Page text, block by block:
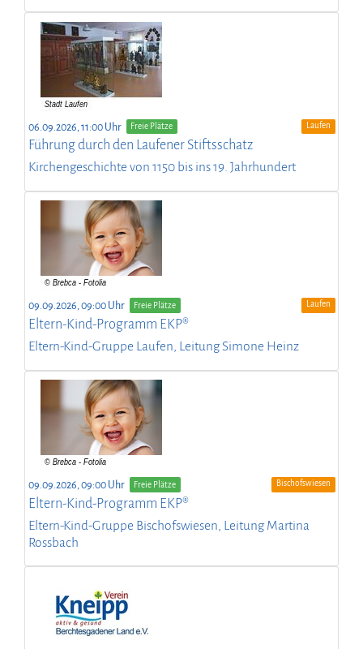
06.09.2026, 11:00 Uhr Freie Plätze Laufen
Führung durch den Laufener Stiftsschatz
Kirchengeschichte von 1150 bis ins 19. Jahrhundert
09.09.2026, 09:00 Uhr Freie Plätze Laufen
Eltern-Kind-Programm EKP®
Eltern-Kind-Gruppe Laufen, Leitung Simone Heinz
09.09.2026, 09:00 Uhr Freie Plätze Bischofswiesen
Eltern-Kind-Programm EKP®
Eltern-Kind-Gruppe Bischofswiesen, Leitung Martina
Rossbach